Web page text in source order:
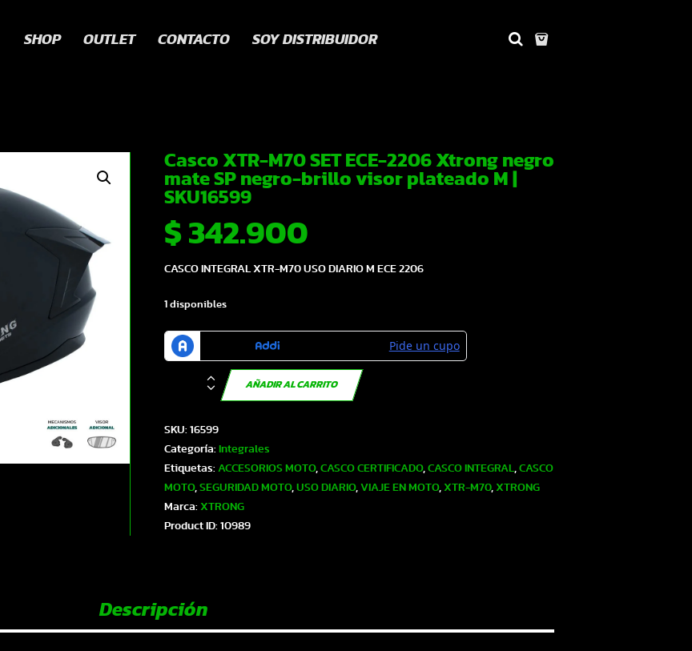
SHOP OUTLET CONTACTO SOY DISTRIBUIDOR
Casco XTR-M70 SET ECE-2206 Xtrong negro
mate SP negro-brillo visor plateado M |
SKU16599
$ 342.900
CASCO INTEGRAL XTR-M70 USO DIARIO M ECE 2206
1 disponibles
SET
ECE-
2206
Xtrong
negro
mate
visor
plateado
AÑADIR AL CARRITO
SKU: 16599
Categoría: Integrales
Etiquetas: ACCESORIOS MOTO, CASCO CERTIFICADO, CASCO INTEGRAL, CASCO
MOTO, SEGURIDAD MOTO, USO DIARIO, VIAJE EN MOTO, XTR-M70, XTRONG
Marca: XTRONG
Product ID: 10989
Descripción